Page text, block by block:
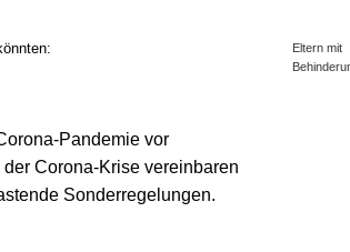
Pandemie vor
Corona-Krise vereinbaren
Sonderregelungen.
Eltern mit